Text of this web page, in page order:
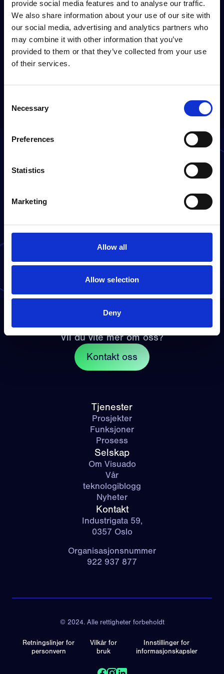
provide social media features and to analyse our traffic.
We also share information about your use of our site with
our social media, advertising and analytics partners who
may combine it with other information that you’ve
provided to them or that they’ve collected from your use
of their services.
Selection
Necessary
Preferences
Statistics
Marketing
Allow all
Allow selection
Deny
Se all innsikt
Er du klar til å forandre
Finn et tidspunkt for å bestille en gratis demo
her:
Vil du vite mer om oss?
Kontakt oss
Tjenester
Prosjekter
Funksjoner
Prosess
Selskap
Om Visuado
Vår
teknologiblogg
Nyheter
Kontakt
Industrigata 59,
0357 Oslo
Organisasjonsnummer
922 937 877
© 2024. Alle rettigheter forbeholdt
Retningslinjer for
personvern
Vilkår for
bruk
Innstillinger for
informasjonskapsler